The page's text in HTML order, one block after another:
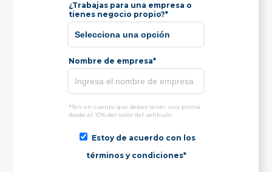
¿Trabajas para una empresa o
tienes negocio propio?*
Nombre de empresa*
*Ten en cuenta que debes tener una prima
desde el 10% del valor del vehículo.
Estoy de acuerdo con los
términos y condiciones*